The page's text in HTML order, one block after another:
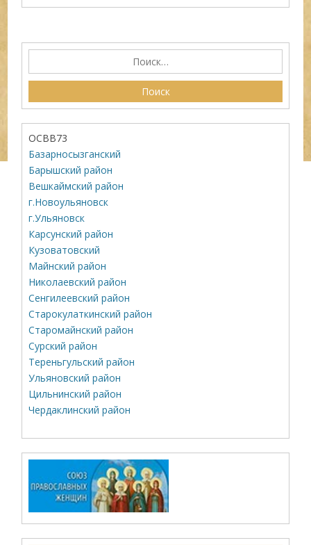
ОСВВ73
Базарносызганский
Барышский район
Вешкаймский район
г.Новоульяновск
г.Ульяновск
Карсунский район
Кузоватовский
Майнский район
Николаевский район
Сенгилеевский район
Старокулаткинский район
Старомайнский район
Сурский район
Тереньгульский район
Ульяновский район
Цильнинский район
Чердаклинский район